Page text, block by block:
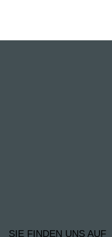
SIE FINDEN UNS AUF